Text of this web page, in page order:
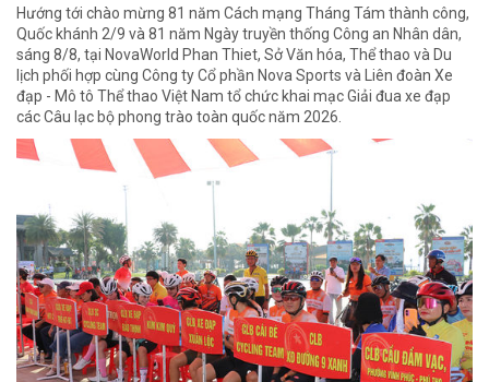
Hướng tới chào mừng 81 năm Cách mạng Tháng Tám thành công,
Quốc khánh 2/9 và 81 năm Ngày truyền thống Công an Nhân dân,
sáng 8/8, tại NovaWorld Phan Thiet, Sở Văn hóa, Thể thao và Du
lịch phối hợp cùng Công ty Cổ phần Nova Sports và Liên đoàn Xe
đạp - Mô tô Thể thao Việt Nam tổ chức khai mạc Giải đua xe đạp
các Câu lạc bộ phong trào toàn quốc năm 2026.